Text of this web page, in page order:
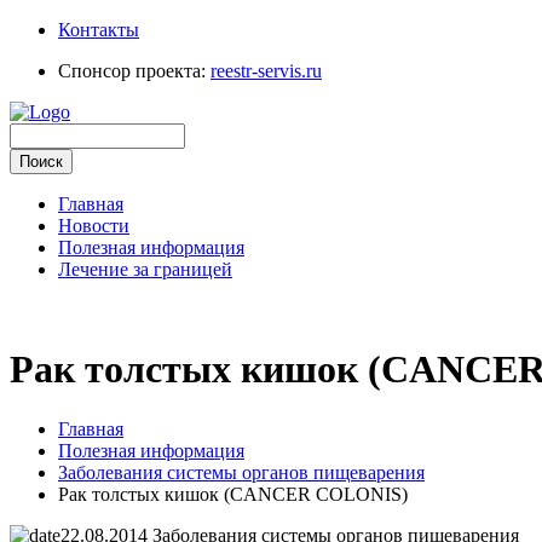
Контакты
Спонсор проекта: reestr-servis.ru
Главная
Новости
Полезная информация
Лечение за границей
Рак толстых кишок
Главная
Полезная информация
Заболевания системы органов пищеварения
Рак толстых кишок (CANCER COLONIS)
22.08.2014 Заболевания системы органов пищеварения